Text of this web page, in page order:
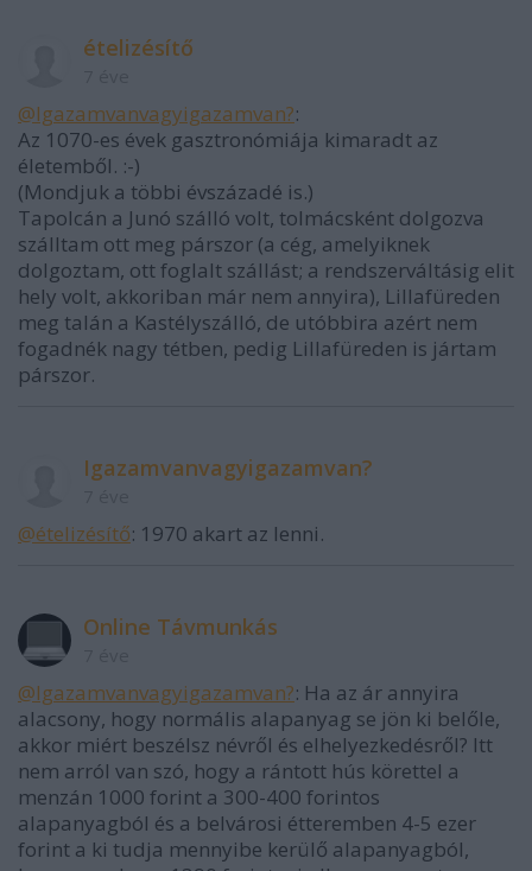
ételizésítő
@Igazamvanvagyigazamvan?:
Az 1070-es évek gasztronómiája kimaradt az
életemből. :-)
(Mondjuk a többi évszázadé is.)
Tapolcán a Junó szálló volt, tolmácsként dolgozva
szálltam ott meg párszor (a cég, amelyiknek
dolgoztam, ott foglalt szállást; a rendszerváltásig elit
hely volt, akkoriban már nem annyira), Lillafüreden
meg talán a Kastélyszálló, de utóbbira azért nem
fogadnék nagy tétben, pedig Lillafüreden is jártam
párszor.
Igazamvanvagyigazamvan?
@ételizésítő: 1970 akart az lenni.
Online Távmunkás
@Igazamvanvagyigazamvan?: Ha az ár annyira
alacsony, hogy normális alapanyag se jön ki belőle,
akkor miért beszélsz névről és elhelyezkedésről? Itt
nem arról van szó, hogy a rántott hús körettel a
menzán 1000 forint a 300-400 forintos
alapanyagból és a belvárosi étteremben 4-5 ezer
forint a ki tudja mennyibe kerülő alapanyagból,